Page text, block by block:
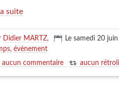
suite
Didier MARTZ, Le samedi 20
évènement
aucun commentaire
aucun